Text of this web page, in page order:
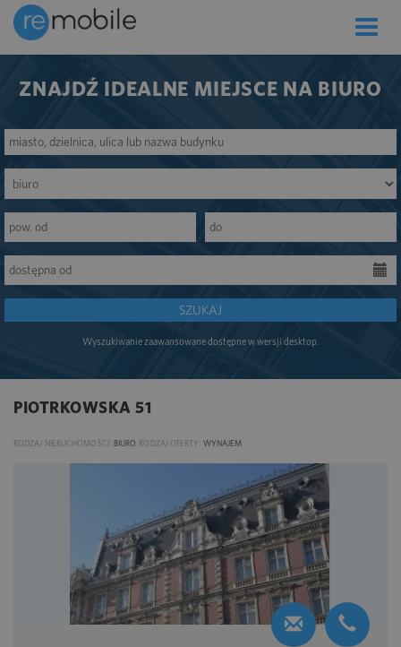
Toggle
ZNAJDŹ IDEALNE MIEJSCE NA BIURO
SZUKAJ
Wyszukiwanie zaawansowane dostępne w wersji desktop.
PIOTRKOWSKA 51
RODZAJ NIERUCHOMOŚCI: BIURO RODZAJ OFERTY: WYNAJEM